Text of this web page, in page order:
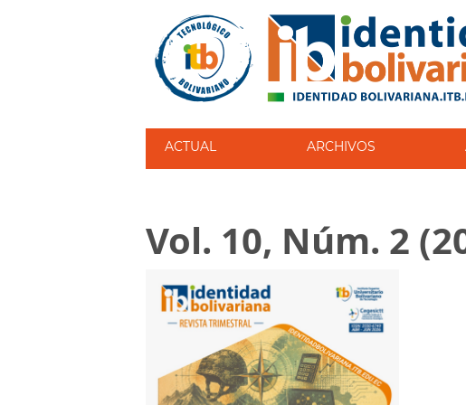
ACTUAL ARCHIVOS
Vol. 10, Núm. 2